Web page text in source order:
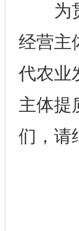
为贯
经营主
代农业
主体提
们，请